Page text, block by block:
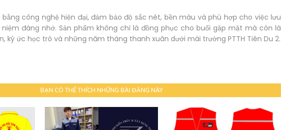
công nghệ hiện đại, đảm bảo độ sắc nét, bền màu và phù hợp cho việc lưu
đáng nhớ. Sản phẩm không chỉ là đồng phục cho buổi gặp mặt mà còn là
ký ức học trò và những năm tháng thanh xuân dưới mái trường PTTH Tiên Du 2.
BẠN CÓ THỂ THÍCH NHỮNG BÀI ĐĂNG NÀY